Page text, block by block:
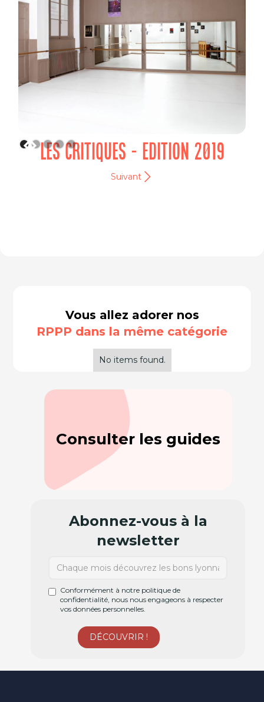
LES CRITIQUES - EDITION 2019
Suivant
Vous allez adorer nos
RPPP dans la même catégorie
No items found.
Consulter les guides
Abonnez-vous à la
newsletter
Conformément à notre politique de
confidentialité, nous nous engageons à respecter
vos données personnelles.